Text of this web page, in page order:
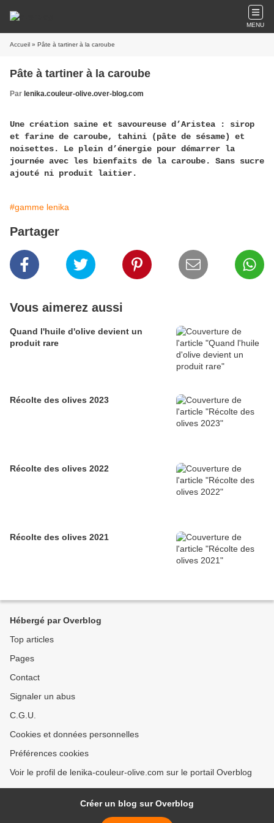
MENU
Accueil » Pâte à tartiner à la caroube
Pâte à tartiner à la caroube
Par lenika.couleur-olive.over-blog.com
Une création saine et savoureuse d’Aristea : sirop
et farine de caroube, tahini (pâte de sésame) et
noisettes. Le plein d’énergie pour démarrer la
journée avec les bienfaits de la caroube. Sans sucre
ajouté ni produit laitier.
#gamme lenika
Partager
Vous aimerez aussi
Quand l'huile d'olive devient un
produit rare
Récolte des olives 2023
Récolte des olives 2022
Récolte des olives 2021
Hébergé par Overblog
Top articles
Pages
Contact
Signaler un abus
C.G.U.
Cookies et données personnelles
Préférences cookies
Voir le profil de lenika-couleur-olive.com sur le portail Overblog
Créer un blog sur Overblog